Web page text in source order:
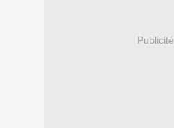
Publicité